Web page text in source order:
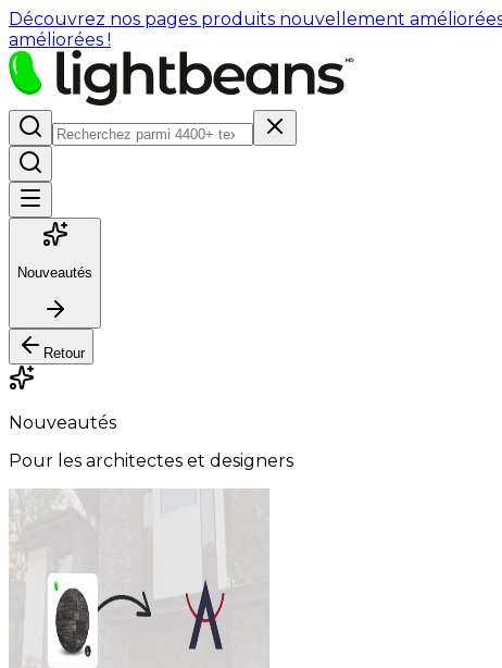
Découvrez nos pages produits nouvellement
améliorées !
Nouveautés
Retour
Nouveautés
Pour les architectes et designers